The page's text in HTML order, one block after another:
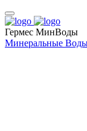
Гермес МинВоды
Минеральные